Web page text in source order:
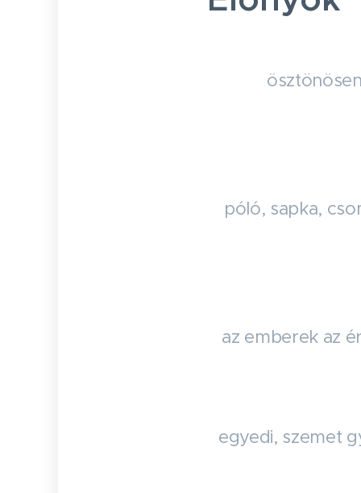
póló, sapka,
az emberek az
egyedi, szemet